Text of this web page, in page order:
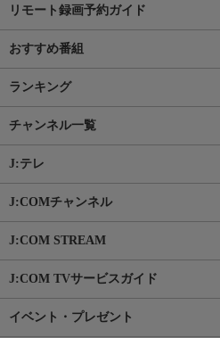
リモート録画予約ガイド
おすすめ番組
ランキング
チャンネル一覧
J:テレ
J:COMチャンネル
J:COM STREAM
J:COM TVサービスガイド
イベント・プレゼント